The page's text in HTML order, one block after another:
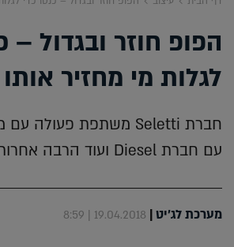
הפופ חוזר ובגדול –
לגלות מי מחזיר אותו
עם חברת Diesel ועוד הרבה אחרות
מערכת לג'יט|
19.04.2018 | 8:59